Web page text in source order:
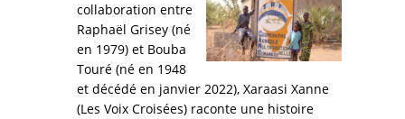
collaboration entre
Raphaël Grisey (né
en 1979) et Bouba
Touré (né en 1948
et décédé en janvier 2022), Xaraasi Xanne
(Les Voix Croisées) raconte une histoire